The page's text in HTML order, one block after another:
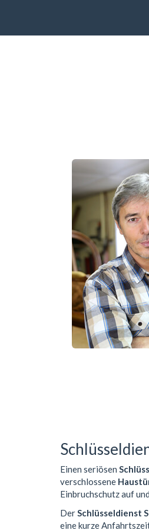
Einen seriösen
verschlossene
Einbruchschutz auf
DerSchlüsseldienst
eine kurze